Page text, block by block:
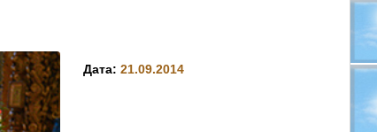
Дата:21.09.2014